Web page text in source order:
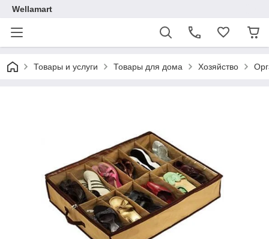
Wellamart
Товары и услуги Товары для дома Хозяйство